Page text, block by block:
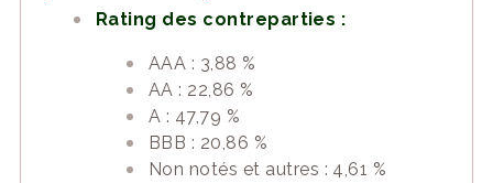
Rating des contreparties :
AAA : 3,88 %
AA : 22,86 %
A : 47,79 %
BBB : 20,86 %
Non notés et autres : 4,61 %